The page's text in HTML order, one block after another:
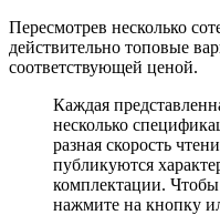
Пересмотрев несколько
действительно топовые
соответствующей ценой.
Каждая
несколько
разная скорость
публикуются
комплектации.
нажмите на кнопку